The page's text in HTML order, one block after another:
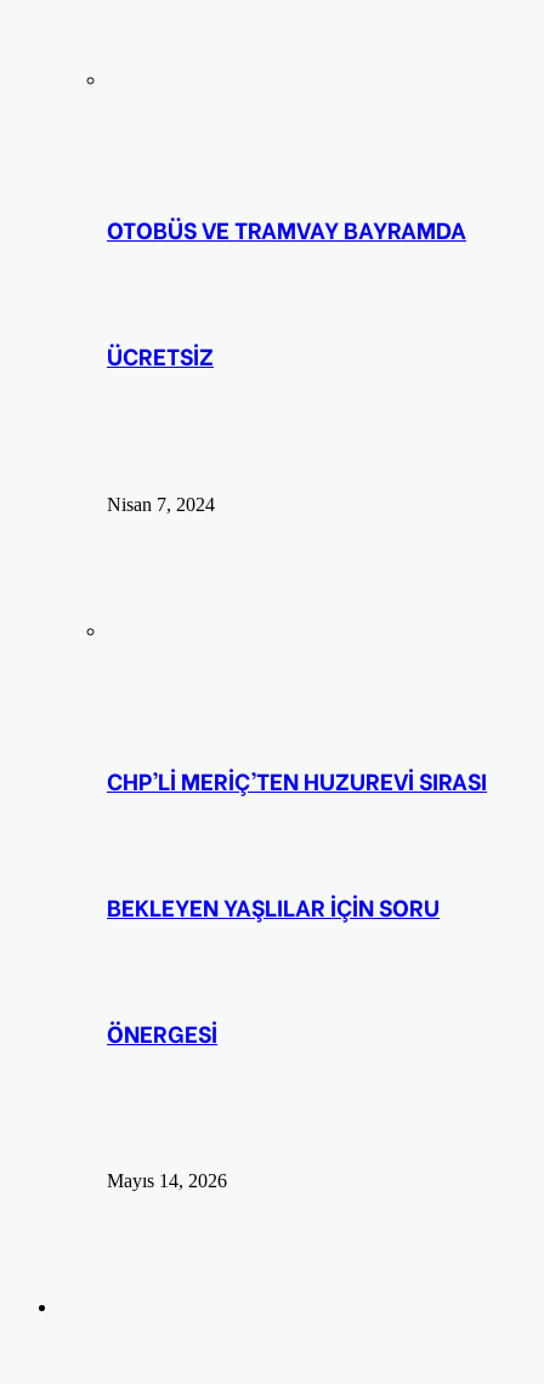
OTOBÜS VE TRAMVAY BAYRAMDA
ÜCRETSİZ
Nisan 7, 2024
CHP’Lİ MERİÇ’TEN HUZUREVİ SIRASI
BEKLEYEN YAŞLILAR İÇİN SORU
ÖNERGESİ
Mayıs 14, 2026